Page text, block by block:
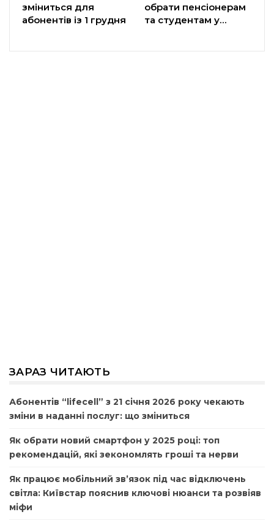
зміниться для
абонентів із 1 грудня
обрати пенсіонерам
та студентам у…
ЗАРАЗ ЧИТАЮТЬ
Абонентів “lifecell” з 21 січня 2026 року чекають
зміни в наданні послуг: що зміниться
Як обрати новий смартфон у 2025 році: топ
рекомендацій, які зекономлять гроші та нерви
Як працює мобільний зв’язок під час відключень
світла: Київстар пояснив ключові нюанси та розвіяв
міфи